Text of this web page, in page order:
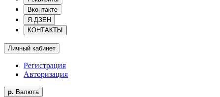
Вконтакте
Я.ДЗЕН
КОНТАКТЫ
Личный кабинет
Регистрация
Авторизация
р. Валюта